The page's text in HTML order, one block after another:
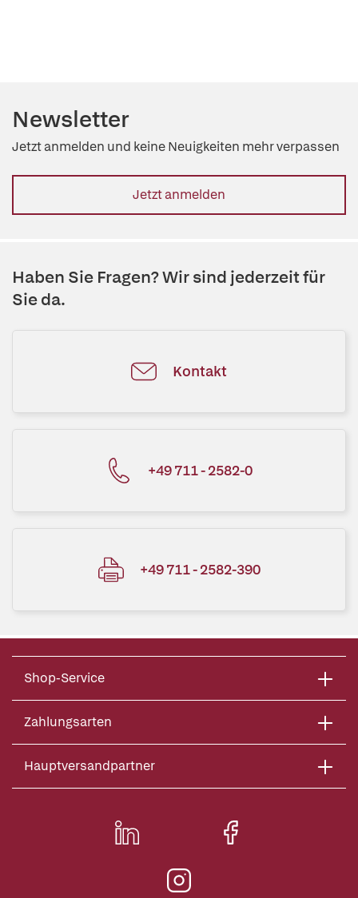
Newsletter
Jetzt anmelden und keine Neuigkeiten mehr verpassen
Jetzt anmelden
Haben Sie Fragen? Wir sind jederzeit für
Sie da.
Kontakt
+49 711 - 2582-0
+49 711 - 2582-390
Shop-Service
Zahlungsarten
Hauptversandpartner